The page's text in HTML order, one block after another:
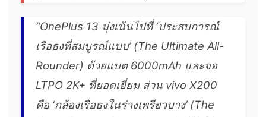
“OnePlus 13 มุ่งเน้นไปที่ ‘ประสบการณ์
เรือธงที่สมบูรณ์แบบ’ (The Ultimate All-
Rounder) ด้วยแบต 6000mAh และจอ
LTPO 2K+ ที่ยอดเยี่ยม ส่วน vivo X200
คือ ‘กล้องเรือธงในร่างเพรียวบาง’ (The